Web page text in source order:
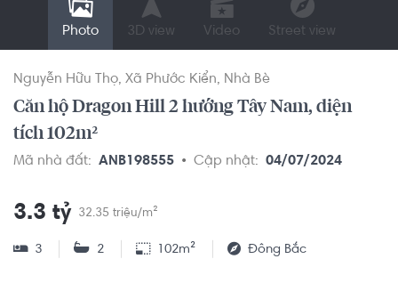
Photo 3D view Video Street view
Nguyễn Hữu Thọ Xã Phước Kiển Nhà Bè
Căn hộ Dragon Hill 2 hướng Tây Nam, diện
tích 102m²
Mã nhà đất: ANB198555 Cập nhật: 04/07/2024
3.3 tỷ 32.35 triệu/m²
3 2 102m² Đông Bắc